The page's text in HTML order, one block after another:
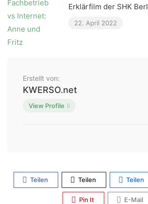
Erklärfilm der SHK
22. April 2022
Erstellt von:
KWERSO.net
View Profile
Teilen Teilen Teilen
Pin It E-Mail